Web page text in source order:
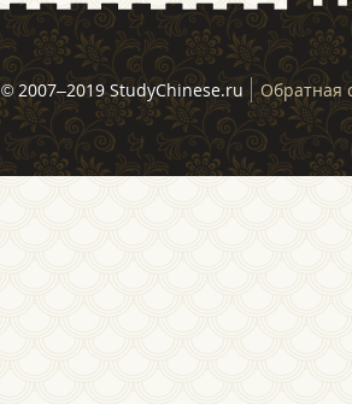
© 2007–2019 StudyChinese.ru Обратная